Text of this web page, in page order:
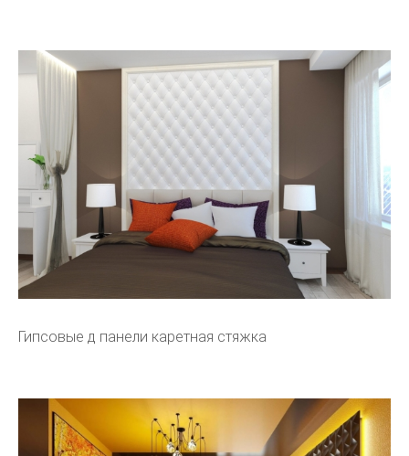
Гипсовые д панели каретная стяжка